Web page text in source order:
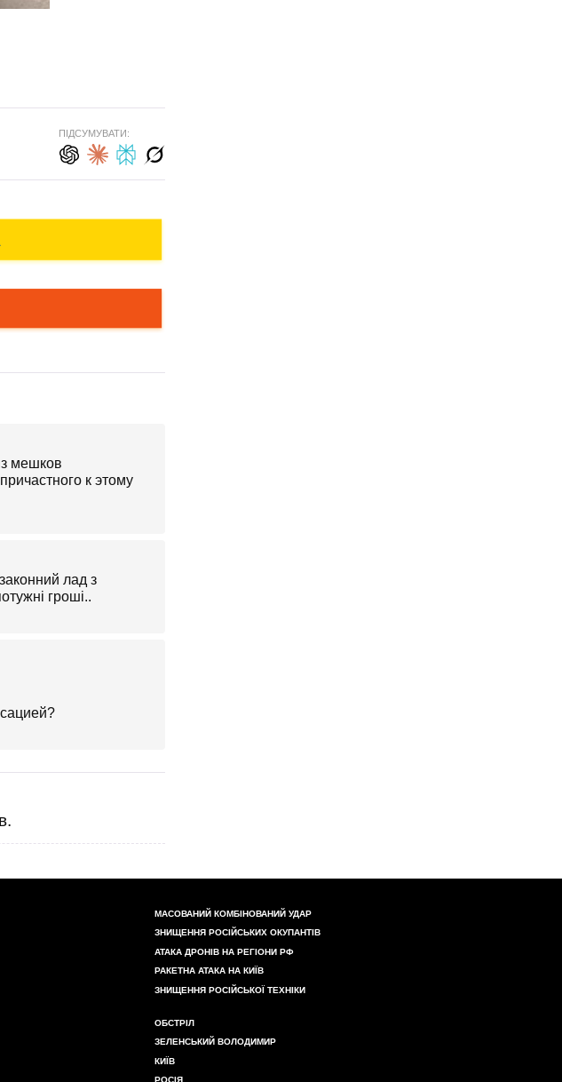
ПІДСУМУВАТИ:
мешков
к этому
лад з
гроші..
МАСОВАНИЙ КОМБІНОВАНИЙ УДАР
ЗНИЩЕННЯ РОСІЙСЬКИХ ОКУПАНТІВ
АТАКА ДРОНІВ НА РЕГІОНИ РФ
РАКЕТНА АТАКА НА КИЇВ
ЗНИЩЕННЯ РОСІЙСЬКОЇ ТЕХНІКИ
ОБСТРІЛ
ЗЕЛЕНСЬКИЙ ВОЛОДИМИР
КИЇВ
РОСІЯ